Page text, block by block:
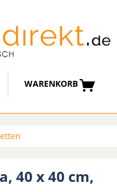
WARENKORB
40 x 40 cm,